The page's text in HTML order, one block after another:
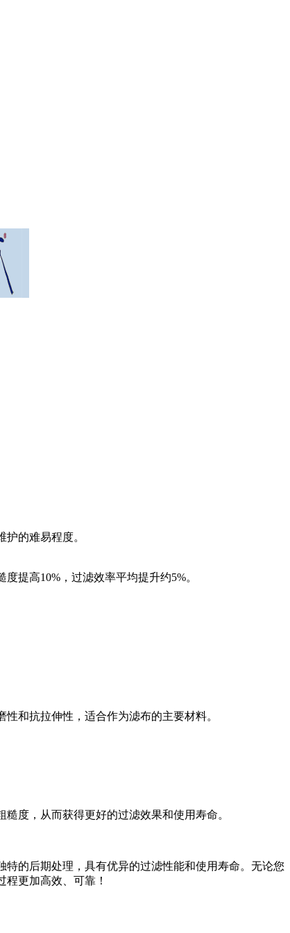
的难易程度。
提高10%，过滤效率平均提升约5%。
和抗拉伸性，适合作为滤布的主要材料。
度，从而获得更好的过滤效果和使用寿命。
的后期处理，具有优异的过滤性能和使用寿命。无论您
更加高效、可靠！